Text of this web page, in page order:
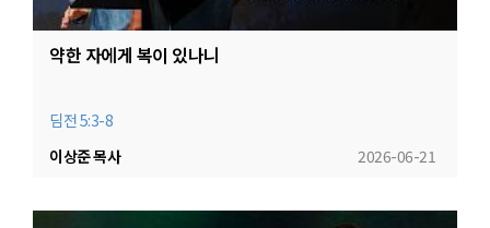
약한 자에게 복이 있나니
딤전 5:3-8
2026-06-21
이상준 목사